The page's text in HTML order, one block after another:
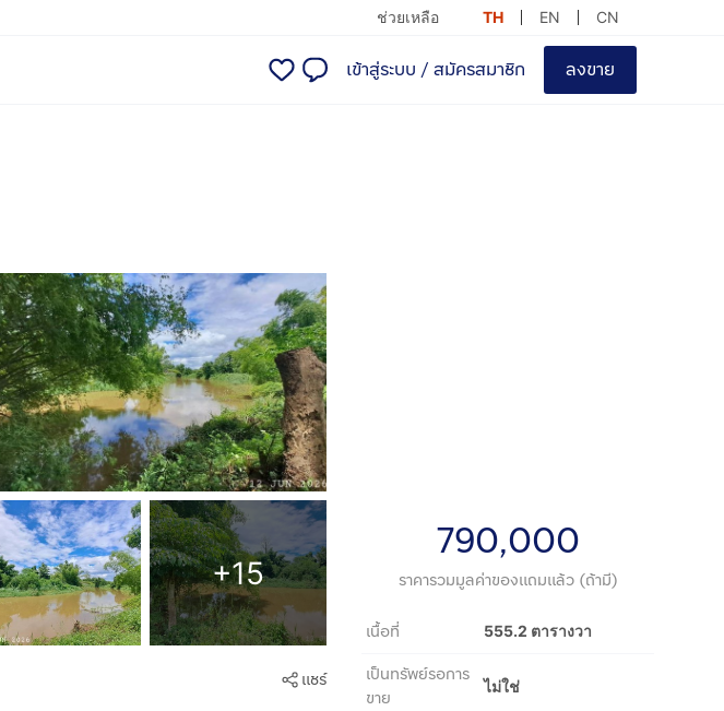
ช่วยเหลือ TH EN CN
เข้าสู่ระบบ / สมัครสมาชิก ลงขาย
+15
แชร์
790,000
ราคารวมมูลค่าของแถมแล้ว (ถ้ามี)
เนื้อที่ 555.2 ตารางวา
เป็นทรัพย์รอการ
ขาย
ไม่ใช่